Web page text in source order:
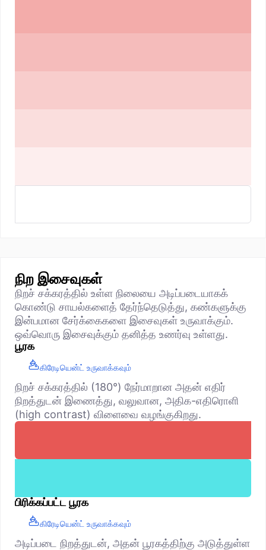
நிற இசைவுகள்
நிறச் சக்கரத்தில் உள்ள நிலையை அடிப்படையாகக்
கொண்டு சாயல்களைத் தேர்ந்தெடுத்து, கண்களுக்கு
இன்பமான சேர்க்கைகளை இசைவுகள் உருவாக்கும்.
ஒவ்வொரு இசைவுக்கும் தனித்த உணர்வு உள்ளது.
பூரக
கிரேடியென்ட் உருவாக்கவும்
நிறச் சக்கரத்தில் (180°) நேர்மாறான அதன் எதிர்
நிறத்துடன் இணைத்து, வலுவான, அதிக-எதிரொளி
(high contrast) விளைவை வழங்குகிறது.
பிரிக்கப்பட்ட பூரக
கிரேடியென்ட் உருவாக்கவும்
அடிப்படை நிறத்துடன், அதன் பூரகத்திற்கு அடுத்துள்ள